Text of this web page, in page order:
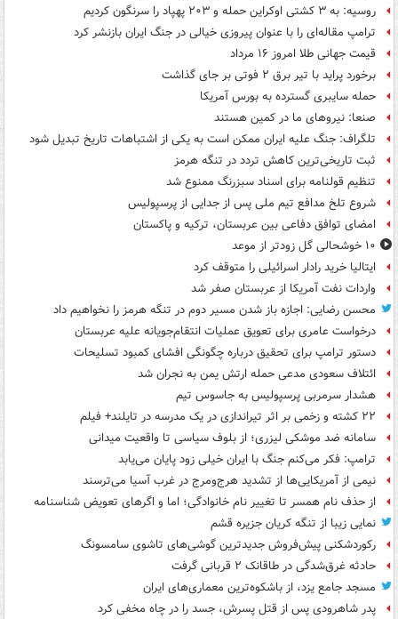
روسیه: به ۳ کشتی اوکراین حمله و ۲۰۳ پهپاد را سرنگون کردیم
ترامپ مقاله‌ای را با عنوان پیروزی خیالی در جنگ ایران بازنشر کرد
قیمت جهانی طلا امروز ۱۶ مرداد
برخورد پراید با تیر برق ۲ فوتی بر جای گذاشت
حمله سایبری گسترده به بورس آمریکا
صنعا: نیروهای ما در کمین‌ هستند
تلگراف: جنگ علیه ایران ممکن است به یکی از اشتباهات تاریخ تبدیل شود
ثبت تاریخی‌ترین کاهش تردد در تنگه هرمز
تنظیم قولنامه برای اسناد سبزرنگ ممنوع شد
شروع تلخ مدافع تیم ملی پس از جدایی از پرسپولیس
امضای توافق دفاعی بین عربستان، ترکیه و پاکستان
۱۰ خوشحالی گل زودتر از موعد
ایتالیا خرید رادار اسرائیلی را متوقف کرد
واردات نفت آمریکا از عربستان صفر شد
محسن رضایی: اجازه باز شدن مسیر دوم در تنگه هرمز را نخواهیم داد
درخواست عامری برای تعویق عملیات انتقام‌جویانه علیه عربستان
دستور ترامپ برای تحقیق درباره چگونگی افشای کمبود تسلیحات
ائتلاف سعودی مدعی حمله ارتش یمن به نجران شد
هشدار سرمربی پرسپولیس به جاسوس تیم
۲۲ کشته و زخمی بر اثر تیراندازی در یک مدرسه در تایلند+ فیلم
سامانه ضد موشکی لیزری؛ از بلوف سیاسی تا واقعیت میدانی
ترامپ: فکر می‌کنم جنگ با ایران خیلی زود پایان می‌یابد
نیمی از آمریکایی‌ها از تشدید هرج‌ومرج در غرب آسیا می‌ترسند
از حذف نام همسر تا تغییر نام خانوادگی؛ اما و اگرهای تعویض شناسنامه
نمایی زیبا از تنگه کریان جزیره قشم
رکوردشکنی پیش‌فروش جدیدترین گوشی‌های تاشوی سامسونگ
حادثه غرق‌شدگی در طاقانک ۲ قربانی گرفت
مسجد جامع یزد، از باشکوه‌ترین معماری‌های ایران
پدر شاهرودی پس از قتل پسرش، جسد را در چاه مخفی کرد